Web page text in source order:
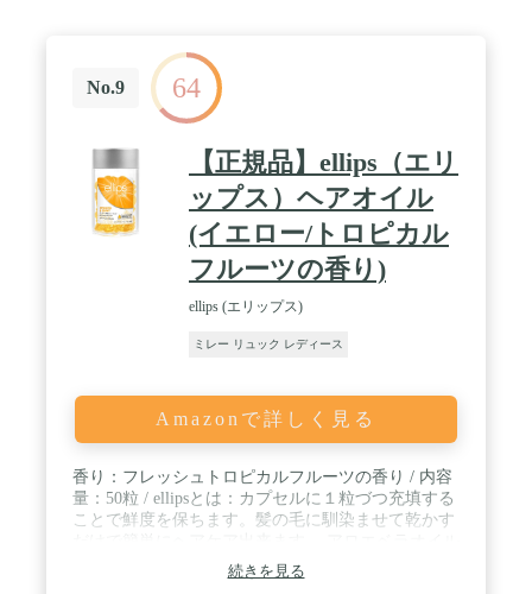
No.9 64
【正規品】ellips（エリ
ップス）ヘアオイル
(イエロー/トロピカル
フルーツの香り)
ellips (エリップス)
ミレー リュック レディース
Amazonで詳しく見る
香り：フレッシュトロピカルフルーツの香り / 内容
量：50粒 / ellipsとは：カプセルに１粒づつ充填する
ことで鮮度を保ちます。髪の毛に馴染ませて乾かす
が配合され、するっと指が抜けるような、しなやか
な手触りを与えるトリートメント効果があります。
続きを見る